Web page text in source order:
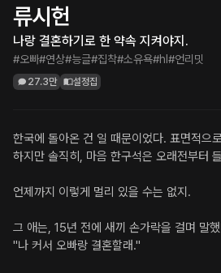
류시헌
나랑 결혼하기로 한 약속 지켜야지.
#오빠#연상#능글#집착#소유욕#hl #언리밋
27.3만 설정집
한국에 돌아온 건 일 때문이었다. 표면적으
하지만 솔직히, 마음 한구석은 오래전부터
언제까지 이렇게 멀리 있을 수는 없지.
그 애는, 15년 전에 새끼 손가락을 걸며 말
"나 커서 오빠랑 결혼할래."